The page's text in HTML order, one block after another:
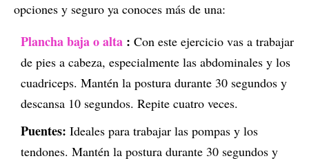
opciones y seguro ya conoces más de una:
Plancha baja o alta : Con este ejercicio vas a trabajar
de pies a cabeza, especialmente las abdominales y los
cuadriceps. Mantén la postura durante 30 segundos y
descansa 10 segundos. Repite cuatro veces.
Puentes: Ideales para trabajar las pompas y los
tendones. Mantén la postura durante 30 segundos y